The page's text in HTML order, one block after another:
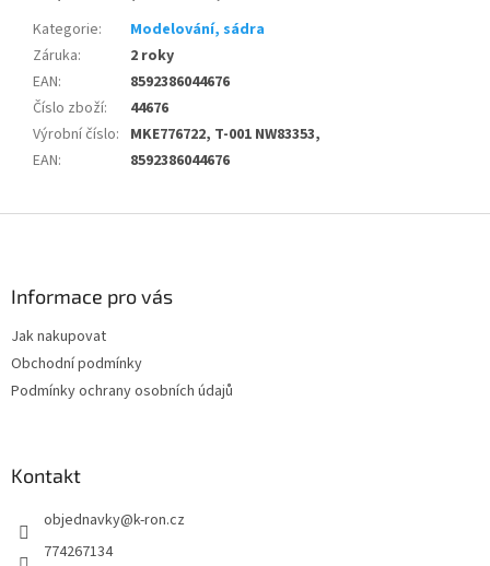
Kategorie:
Modelování, sádra
Záruka:
2 roky
EAN:
8592386044676
Číslo zboží:
44676
Výrobní číslo: MKE776722, T-001 NW83353,
EAN: 8592386044676
Informace pro vás
Jak nakupovat
Obchodní podmínky
Podmínky ochrany osobních údajů
Kontakt
objednavky@k-ron.cz
774267134